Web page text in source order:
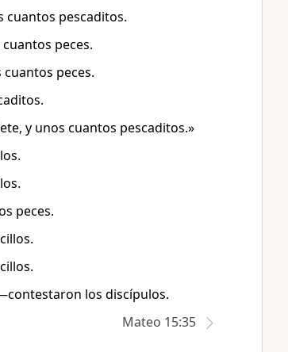
cuantos pescaditos.
peces.
peces.
y unos cuantos pescaditos.»
peces.
los discípulos.
Mateo 15:35